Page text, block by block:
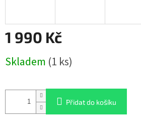
1 990 Kč
cena:
Skladem (1 ks)
Přidat do košíku